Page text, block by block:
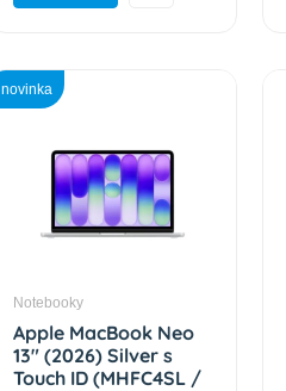
novinka
Notebooky
Apple MacBook Neo
13" (2026) Silver s
Touch ID (MHFC4SL /